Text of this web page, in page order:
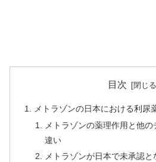
目次
メトラゾンの日本における利尿
メトラゾンの薬理作用と他
違い
メトラゾンが日本で未承認